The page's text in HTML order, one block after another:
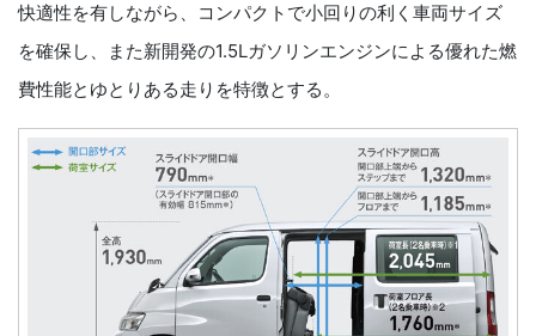
快適性を有しながら、コンパクトで小回りの利く車両サイズ
を確保し、また新開発の1.5Lガソリンエンジンによる優れた燃
費性能とゆとりある走りを特徴とする。